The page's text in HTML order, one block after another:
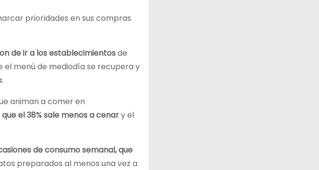
prioridades en sus compras
de ir a los establecimientosde
el menú de mediodía se recupera y
animan a comer en
el 38% sale menos a cenary el
de consumo semanal, que
preparados al menos una vez a